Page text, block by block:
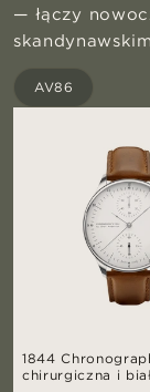
— łączy
AV86
1844
chirurgiczna i